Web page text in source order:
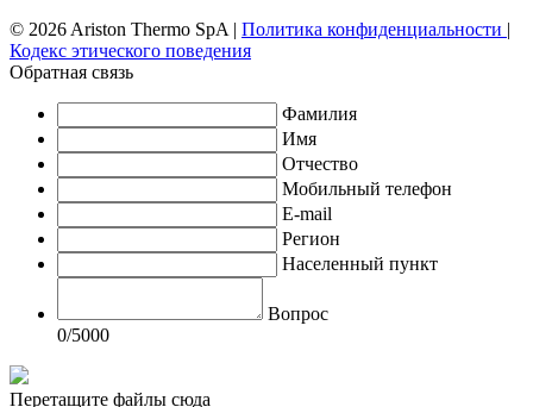
© 2026 Ariston Thermo SpA | Политика конфиденциальности |
Кодекс этического поведения
Обратная связь
Фамилия
Имя
Отчество
Мобильный телефон
E-mail
Регион
Населенный пункт
Вопрос
0/5000
Перетащите файлы сюда